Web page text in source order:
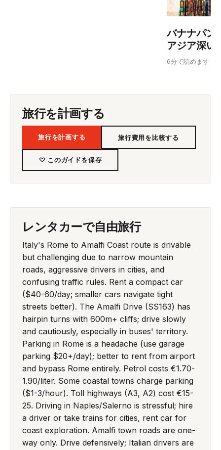
バナナパン
アジア深い
6分で読めます
旅行を計画する
旅行を計画する 旅行費用を比較する
♡ このガイドを保存
レンタカーで自由旅行
Italy's Rome to Amalfi Coast route is drivable
but challenging due to narrow mountain
roads, aggressive drivers in cities, and
confusing traffic rules. Rent a compact car
($40-60/day; smaller cars navigate tight
streets better). The Amalfi Drive (SS163) has
hairpin turns with 600m+ cliffs; drive slowly
and cautiously, especially in buses' territory.
Parking in Rome is a headache (use garage
parking $20+/day); better to rent from airport
and bypass Rome entirely. Petrol costs €1.70-
1.90/liter. Some coastal towns charge parking
($1-3/hour). Toll highways (A3, A2) cost €15-
25. Driving in Naples/Salerno is stressful; hire
a driver or take trains for cities, rent car for
coast exploration. Amalfi town roads are one-
way only. Drive defensively; Italian drivers are